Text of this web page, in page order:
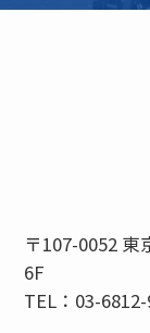
〒107-0052
6F
TEL：03-